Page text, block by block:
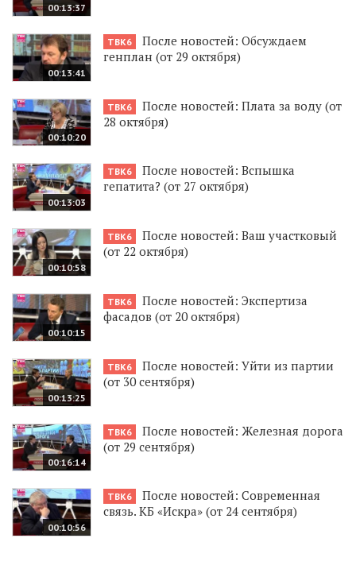
00:13:37
00:13:41
ТВК6
После новостей: Обсуждаем
генплан (от 29 октября)
00:10:20
ТВК6
После новостей: Плата за воду (от
28 октября)
00:13:03
ТВК6
После новостей: Вспышка
гепатита? (от 27 октября)
00:10:58
ТВК6
После новостей: Ваш участковый
(от 22 октября)
00:10:15
ТВК6
После новостей: Экспертиза
фасадов (от 20 октября)
00:13:25
ТВК6
После новостей: Уйти из партии
(от 30 сентября)
00:16:14
ТВК6
После новостей: Железная дорога
(от 29 сентября)
00:10:56
ТВК6
После новостей: Современная
связь. КБ «Искра» (от 24 сентября)